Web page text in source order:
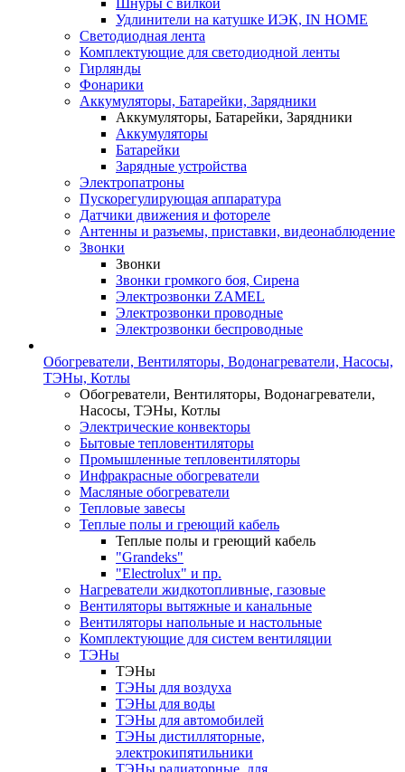
Шнуры с вилкой
Удлинители на катушке ИЭК, IN HOME
Светодиодная лента
Комплектующие для светодиодной ленты
Гирлянды
Фонарики
Аккумуляторы, Батарейки, Зарядники
Аккумуляторы, Батарейки, Зарядники
Аккумуляторы
Батарейки
Зарядные устройства
Электропатроны
Пускорегулирующая аппаратура
Датчики движения и фотореле
Антенны и разъемы, приставки, видеонаблюдение
Звонки
Звонки
Звонки громкого боя, Сирена
Электрозвонки ZAMEL
Электрозвонки проводные
Электрозвонки беспроводные
Обогреватели, Вентиляторы, Водонагреватели, Насосы,
ТЭНы, Котлы
Обогреватели, Вентиляторы, Водонагреватели,
Насосы, ТЭНы, Котлы
Электрические конвекторы
Бытовые тепловентиляторы
Промышленные тепловентиляторы
Инфракрасные обогреватели
Масляные обогреватели
Тепловые завесы
Теплые полы и греющий кабель
Теплые полы и греющий кабель
"Grandeks"
"Electrolux" и пр.
Нагреватели жидкотопливные, газовые
Вентиляторы вытяжные и канальные
Вентиляторы напольные и настольные
Комплектующие для систем вентиляции
ТЭНы
ТЭНы
ТЭНы для воздуха
ТЭНы для воды
ТЭНы для автомобилей
ТЭНы дистилляторные,
электрокипятильники
ТЭНы радиаторные ,для